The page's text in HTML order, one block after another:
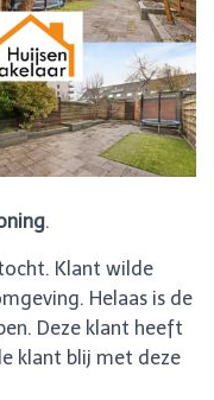
.
Klant wilde
Helaas is de
Deze klant heeft
klant blij met deze